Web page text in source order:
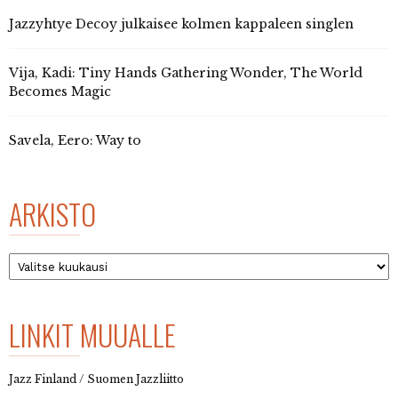
Jazzyhtye Decoy julkaisee kolmen kappaleen singlen
Vija, Kadi: Tiny Hands Gathering Wonder, The World
Becomes Magic
Savela, Eero: Way to
ARKISTO
Arkisto
LINKIT MUUALLE
Jazz Finland / Suomen Jazzliitto